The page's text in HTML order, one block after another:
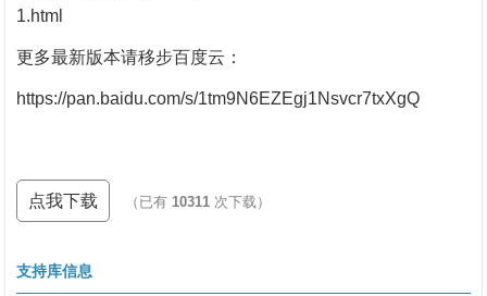
1.html
更多最新版本请移步百度云：
https://pan.baidu.com/s/1tm9N6EZEgj1Nsvcr7txXgQ
点我下载 （已有10311 次下载）
支持库信息